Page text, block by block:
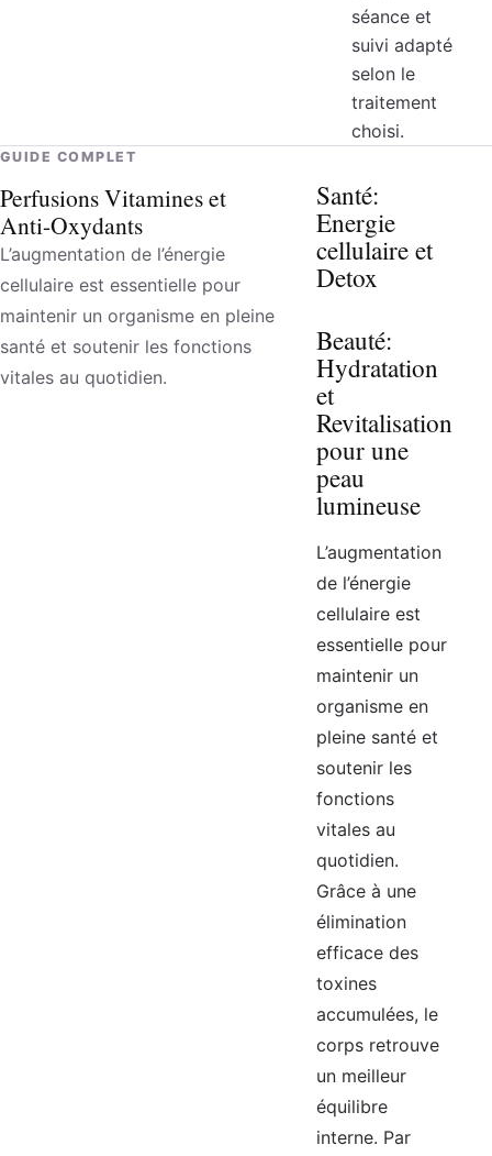
séance et
suivi adapté
selon le
traitement
choisi.
GUIDE COMPLET
Perfusions Vitamines et
Anti-Oxydants
L’augmentation de l’énergie
cellulaire est essentielle pour
maintenir un organisme en pleine
santé et soutenir les fonctions
vitales au quotidien.
Santé:
Energie
cellulaire et
Detox
Beauté:
Hydratation
et
Revitalisation
pour une
peau
lumineuse
L’augmentation
de l’énergie
cellulaire est
essentielle pour
maintenir un
organisme en
pleine santé et
soutenir les
fonctions
vitales au
quotidien.
Grâce à une
élimination
efficace des
toxines
accumulées, le
corps retrouve
un meilleur
équilibre
interne. Par